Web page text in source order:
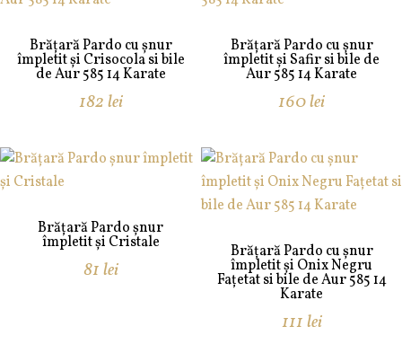
Brățară Pardo cu șnur
împletit și Crisocola si bile
de Aur 585 14 Karate
182lei
Brățară Pardo cu șnur
împletit și Safir si bile de
Aur 585 14 Karate
160lei
Brățară Pardo șnur
împletit și Cristale
81lei
Brățară Pardo cu șnur
împletit și Onix Negru
Fațetat si bile de Aur 585 14
Karate
111lei